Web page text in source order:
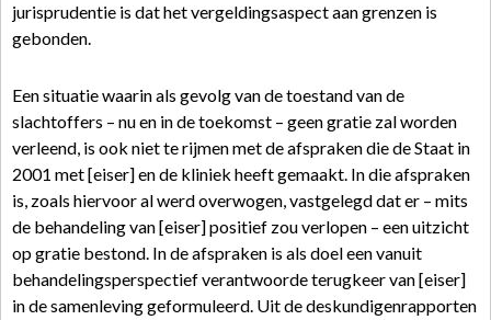
jurisprudentie is dat het vergeldingsaspect aan grenzen is
gebonden.
Een situatie waarin als gevolg van de toestand van de
slachtoffers – nu en in de toekomst – geen gratie zal worden
verleend, is ook niet te rijmen met de afspraken die de Staat in
2001 met [eiser] en de kliniek heeft gemaakt. In die afspraken
is, zoals hiervoor al werd overwogen, vastgelegd dat er – mits
de behandeling van [eiser] positief zou verlopen – een uitzicht
op gratie bestond. In de afspraken is als doel een vanuit
behandelingsperspectief verantwoorde terugkeer van [eiser]
in de samenleving geformuleerd. Uit de deskundigenrapporten